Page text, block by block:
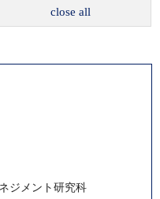
close all
ジメント研究科